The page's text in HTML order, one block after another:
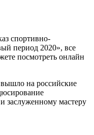
спортивно-
период 2020», все
посмотреть онлайн
на российские
заслуженному мастеру